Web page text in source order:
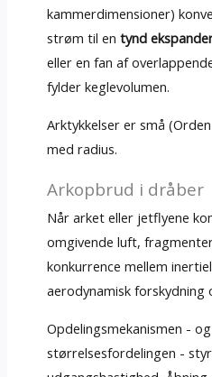
kammerdimensioner)
strøm til en tynd
eller en fan af
fylder keglevolumen.
Arktykkelser er små
med radius.
Arkopbrud i dråber
Når arket eller jetflyene
omgivende luft,
konkurrence mellem
aerodynamisk
Opdelingsmekanismen -
størrelsesfordelingen -